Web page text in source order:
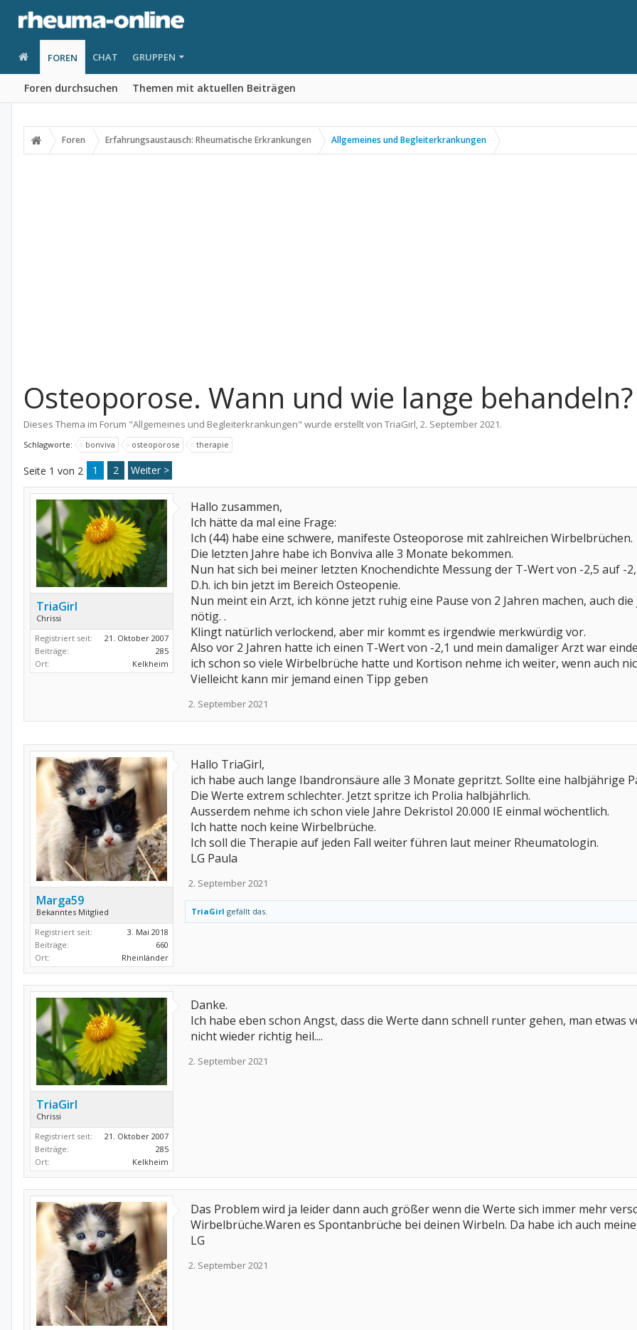
FOREN
Foren durchsuchen Themen mit aktuellen Beiträgen
CHAT GRUPPEN
Foren Erfahrungsaustausch: Rheumatische Erkrankungen Allgemeines und Begleiterkrankungen
Osteoporose. Wann und wie lange behandeln?
Dieses Thema im Forum "Allgemeines und Begleiterkrankungen" wurde erstellt von TriaGirl,2. September 2021.
Schlagworte: bonviva osteoporose therapie
Seite 1 von 2 1 2 Weiter >
TriaGirl
Chrissi
Registriert seit:
21. Oktober 2007
Beiträge:
285
Ort:
Kelkheim
Hallo zusammen,
Ich hätte da mal eine Frage:
Ich (44) habe eine schwere, manifeste Osteoporose mit zahlreichen Wirbelbrüchen.
Die letzten Jahre habe ich Bonviva alle 3 Monate bekommen.
Nun hat sich bei meiner letzten Knochendichte Messung der T-Wert von -2,5 auf -
D.h. ich bin jetzt im Bereich Osteopenie.
Nun meint ein Arzt, ich könne jetzt ruhig eine Pause von 2 Jahren machen, auch
nötig. .
Klingt natürlich verlockend, aber mir kommt es irgendwie merkwürdig vor.
Also vor 2 Jahren hatte ich einen T-Wert von -2,1 und mein damaliger Arzt war
ich schon so viele Wirbelbrüche hatte und Kortison nehme ich weiter, wenn auch
Vielleicht kann mir jemand einen Tipp geben
2. September 2021
Marga59
Bekanntes Mitglied
Registriert seit:
3. Mai 2018
Beiträge:
660
Ort:
Rheinländer
Hallo TriaGirl,
ich habe auch lange Ibandronsäure alle 3 Monate gepritzt. Sollte eine halbjährige
Die Werte extrem schlechter. Jetzt spritze ich Prolia halbjährlich.
Ausserdem nehme ich schon viele Jahre Dekristol 20.000 IE einmal wöchentlich.
Ich hatte noch keine Wirbelbrüche.
Ich soll die Therapie auf jeden Fall weiter führen laut meiner Rheumatologin.
LG Paula
2. September 2021
TriaGirl gefällt das.
TriaGirl
Chrissi
Registriert seit:
21. Oktober 2007
Beiträge:
285
Ort:
Kelkheim
Danke.
Ich habe eben schon Angst, dass die Werte dann schnell runter gehen, man
nicht wieder richtig heil....
2. September 2021
Das Problem wird ja leider dann auch größer wenn die Werte sich immer mehr
Wirbelbrüche.Waren es Spontanbrüche bei deinen Wirbeln. Da habe ich auch
LG
2. September 2021